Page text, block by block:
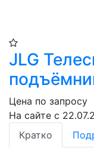
JLG
Цена по запросу
На сайте с
Кратко